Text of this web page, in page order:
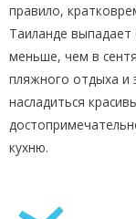
правило,
Таиланде
меньше, чем в
пляжного отдыха и
насладиться
кухню.